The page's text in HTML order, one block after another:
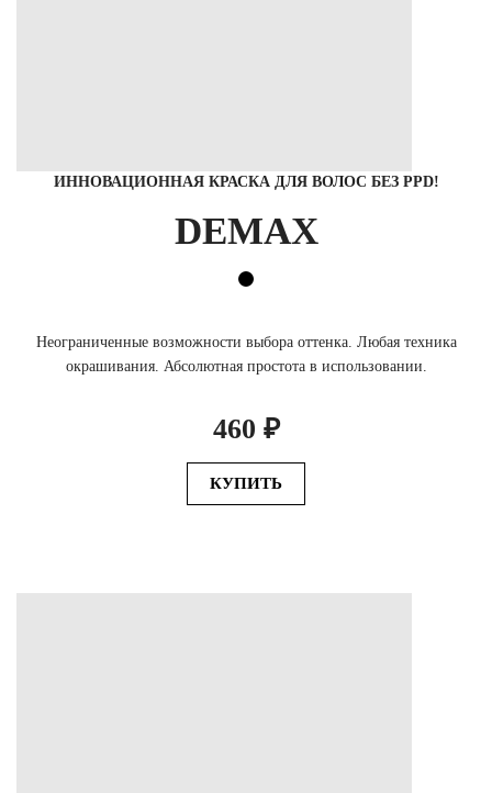
ИННОВАЦИОННАЯ КРАСКА ДЛЯ ВОЛОС БЕЗ PPD!
DEMAX
Неограниченные возможности выбора оттенка. Любая техника
окрашивания. Абсолютная простота в использовании.
460 ₽
КУПИТЬ